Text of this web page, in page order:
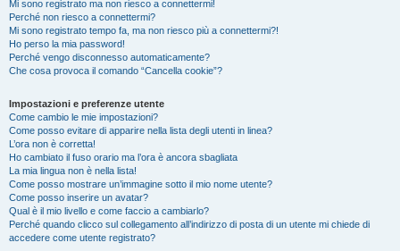
Mi sono registrato ma non riesco a connettermi!
Perché non riesco a connettermi?
Mi sono registrato tempo fa, ma non riesco più a connettermi?!
Ho perso la mia password!
Perché vengo disconnesso automaticamente?
Che cosa provoca il comando “Cancella cookie”?
Impostazioni e preferenze utente
Come cambio le mie impostazioni?
Come posso evitare di apparire nella lista degli utenti in linea?
L’ora non è corretta!
Ho cambiato il fuso orario ma l’ora è ancora sbagliata
La mia lingua non è nella lista!
Come posso mostrare un’immagine sotto il mio nome utente?
Come posso inserire un avatar?
Qual è il mio livello e come faccio a cambiarlo?
Perché quando clicco sul collegamento all’indirizzo di posta di un utente mi chiede di
accedere come utente registrato?